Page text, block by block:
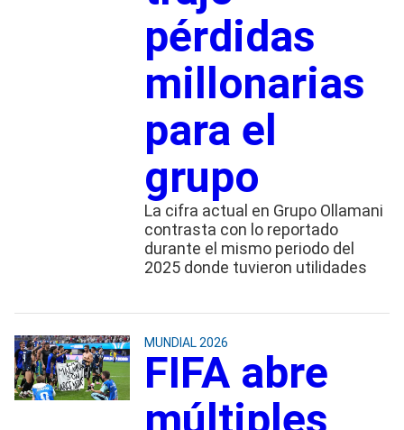
pérdidas
millonarias
para el
grupo
La cifra actual en Grupo Ollamani
contrasta con lo reportado
durante el mismo periodo del
2025 donde tuvieron utilidades
MUNDIAL 2026
FIFA abre
múltiples